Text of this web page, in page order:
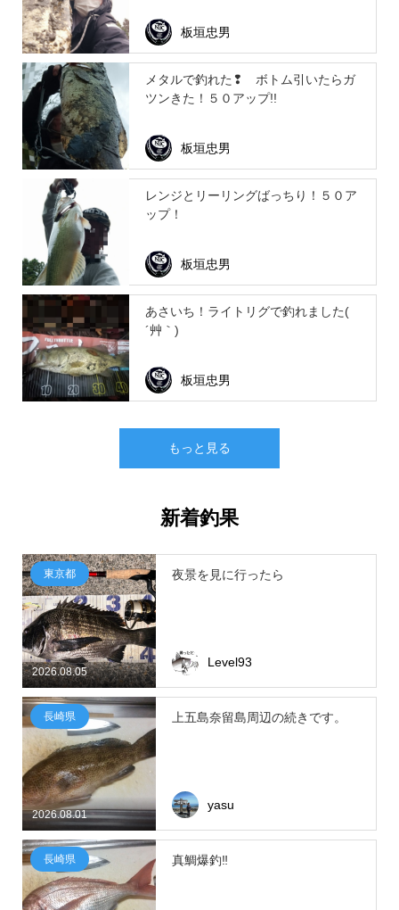
板垣忠男
メタルで釣れた❢ ボトム引いたらガ
ツンきた！５０アップ!!
板垣忠男
レンジとリーリングばっちり！５０ア
ップ！
板垣忠男
あさいち！ライトリグで釣れました(
´艸｀)
板垣忠男
もっと見る
新着釣果
2026.08.05
東京都 夜景を見に行ったら
Level93
2026.08.01
長崎県 上五島奈留島周辺の続きです。
yasu
長崎県 真鯛爆釣‼